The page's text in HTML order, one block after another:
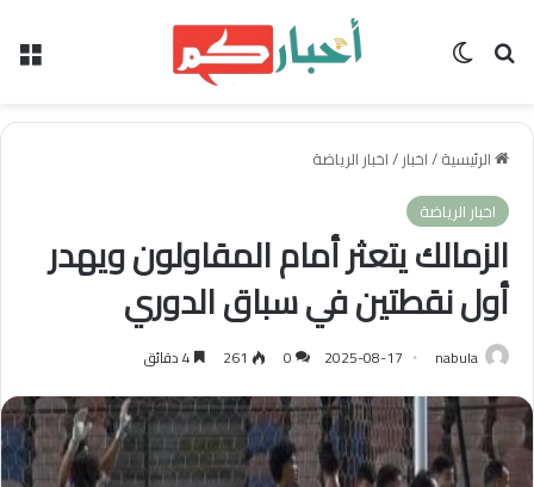
بحث عن الوضع المظلم
الرئيسية/اخبار/اخبار الرياضة
اخبار الرياضة
الزمالك يتعثر أمام المقاولون ويهدر
أول نقطتين في سباق الدوري
nabula
2025-08-17
0
261